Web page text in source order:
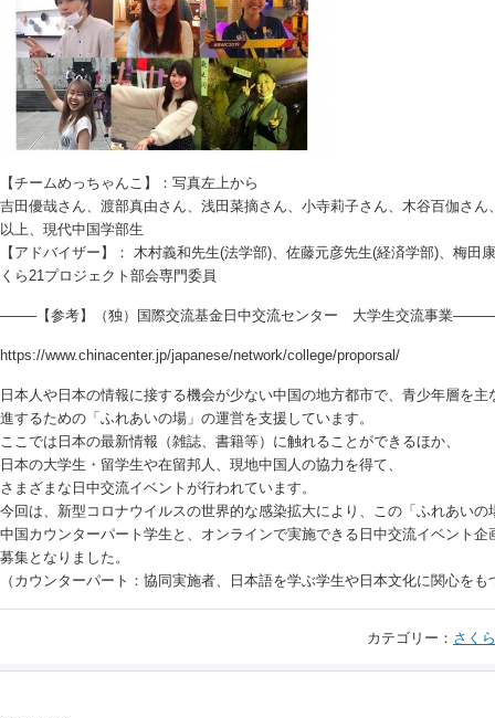
【チームめっちゃんこ】：写真左上から
吉田優哉さん、渡部真由さん、浅田菜摘さん、小寺莉子さん、木谷百伽さん
以上、現代中国学部生
【アドバイザー】： 木村義和先生(法学部)、佐藤元彦先生(経済学部)、梅田
くら21プロジェクト部会専門委員
——–【参考】（独）国際交流基金日中交流センター 大学生交流事業
https://www.chinacenter.jp/japanese/network/college/proporsal/
日本人や日本の情報に接する機会が少ない中国の地方都市で、青少年層を
進するための「ふれあいの場」の運営を支援しています。
ここでは日本の最新情報（雑誌、書籍等）に触れることができるほか、
日本の大学生・留学生や在留邦人、現地中国人の協力を得て、
さまざまな日中交流イベントが行われています。
今回は、新型コロナウイルスの世界的な感染拡大により、この「ふれあいの
中国カウンターパート学生と、オンラインで実施できる日中交流イベント企
募集となりました。
（カウンターパート：協同実施者、日本語を学ぶ学生や日本文化に関心をも
カテゴリー： さく